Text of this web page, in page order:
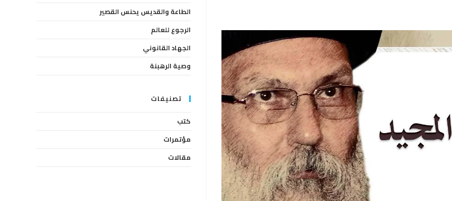
الطاعة والقديس يحنس القصير
الرجوع للعالم
الجهاد القانوني
وصية الرهبنة
تصنيفات
كتب
مؤتمرات
مقالات